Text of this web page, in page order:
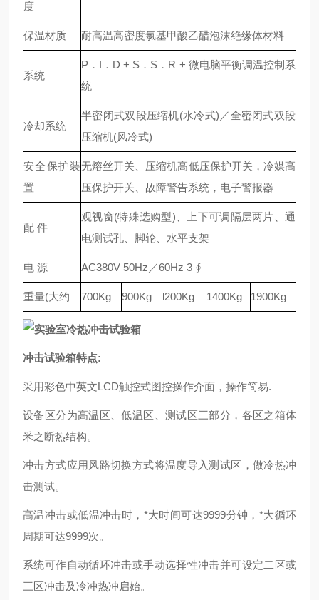
度
保温材质 耐高温高密度氯基甲酸乙醋泡沫绝缘体材料
系统
P．I．D + S．S．R + 微电脑平衡调温控制系
统
冷却系统
半密闭式双段压缩机(水冷式)／全密闭式双段
压缩机(风冷式)
安全保护装
置
无熔丝开关、压缩机高低压保护开关，冷媒高
压保护开关、故障警告系统，电子警报器
配 件
观视窗(特殊选购型)、上下可调隔层两片、通
电测试孔、脚轮、水平支架
电 源 AC380V 50Hz／60Hz 3 ∮
重量(大约 700Kg 900Kg l200Kg 1400Kg 1900Kg
冲击试验箱特点:
采用彩色中英文LCD触控式图控操作介面，操作简易.
设备区分为高温区、低温区、测试区三部分，各区之箱体
釆之断热结构。
冲击方式应用风路切换方式将温度导入测试区，做冷热冲
击测试。
高温冲击或低温冲击时，*大时间可达9999分钟，*大循环
周期可达9999次。
系统可作自动循环冲击或手动选择性冲击并可设定二区或
三区冲击及冷冲热冲启始。